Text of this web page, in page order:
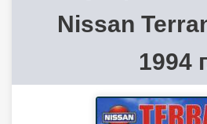
Nissan
1994